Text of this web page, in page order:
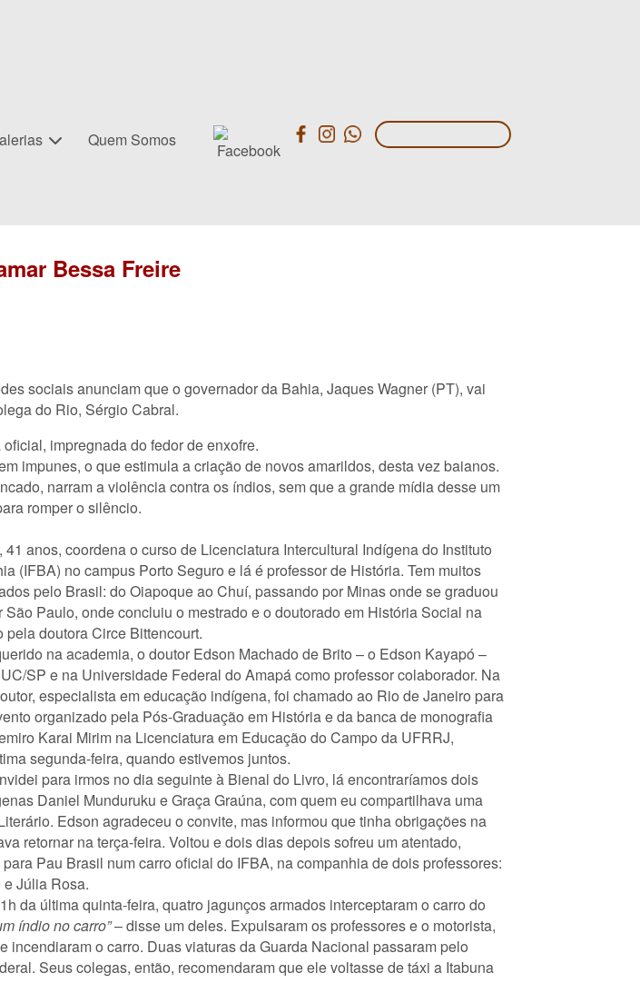
Quem Somos
Bessa Freire
sociais anunciam que o governador da Bahia, Jaques Wagner (PT), vai
do Rio, Sérgio Cabral.
impregnada do fedor de enxofre.
impunes, o que estimula a criação de novos amarildos, desta vez baianos.
narram a violência contra os índios, sem que a grande mídia desse um
romper o silêncio.
41 anos, coordena o curso de Licenciatura Intercultural Indígena do Instituto
(IFBA) no campus Porto Seguro e lá é professor de História. Tem muitos
pelo Brasil: do Oiapoque ao Chuí, passando por Minas onde se graduou
São Paulo, onde concluiu o mestrado e o doutorado em História Social na
pela doutora Circe Bittencourt.
na academia, o doutor Edson Machado de Brito – o Edson Kayapó –
SP e na Universidade Federal do Amapá como professor colaborador. Na
especialista em educação indígena, foi chamado ao Rio de Janeiro para
organizado pela Pós-Graduação em História e da banca de monografia
Karai Mirim na Licenciatura em Educação do Campo da UFRRJ,
segunda-feira, quando estivemos juntos.
para irmos no dia seguinte à Bienal do Livro, lá encontraríamos dois
Daniel Munduruku e Graça Graúna, com quem eu compartilhava uma
Edson agradeceu o convite, mas informou que tinha obrigações na
retornar na terça-feira. Voltou e dois dias depois sofreu um atentado,
Pau Brasil num carro oficial do IFBA, na companhia de dois professores:
Júlia Rosa.
da última quinta-feira, quatro jagunços armados interceptaram o carro do
índio no carro”– disse um deles. Expulsaram os professores e o motorista,
o carro. Duas viaturas da Guarda Nacional passaram pelo
Seus colegas, então, recomendaram que ele voltasse de táxi a Itabuna